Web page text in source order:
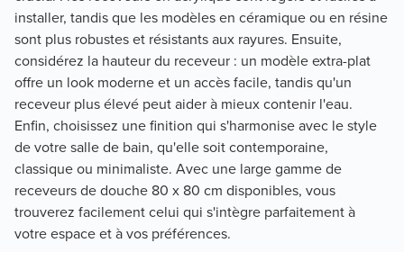
installer, tandis que les modèles en céramique ou en résine
sont plus robustes et résistants aux rayures. Ensuite,
considérez la hauteur du receveur : un modèle extra-plat
offre un look moderne et un accès facile, tandis qu'un
receveur plus élevé peut aider à mieux contenir l'eau.
Enfin, choisissez une finition qui s'harmonise avec le style
de votre salle de bain, qu'elle soit contemporaine,
classique ou minimaliste. Avec une large gamme de
receveurs de douche 80 x 80 cm disponibles, vous
trouverez facilement celui qui s'intègre parfaitement à
votre espace et à vos préférences.